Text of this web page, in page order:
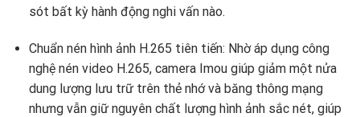
sót bất kỳ hành động nghi vấn nào.
Chuẩn nén hình ảnh H.265 tiên tiến: Nhờ áp dụng công
nghệ nén video H.265, camera Imou giúp giảm một nửa
dung lượng lưu trữ trên thẻ nhớ và băng thông mạng
nhưng vẫn giữ nguyên chất lượng hình ảnh sắc nét, giúp